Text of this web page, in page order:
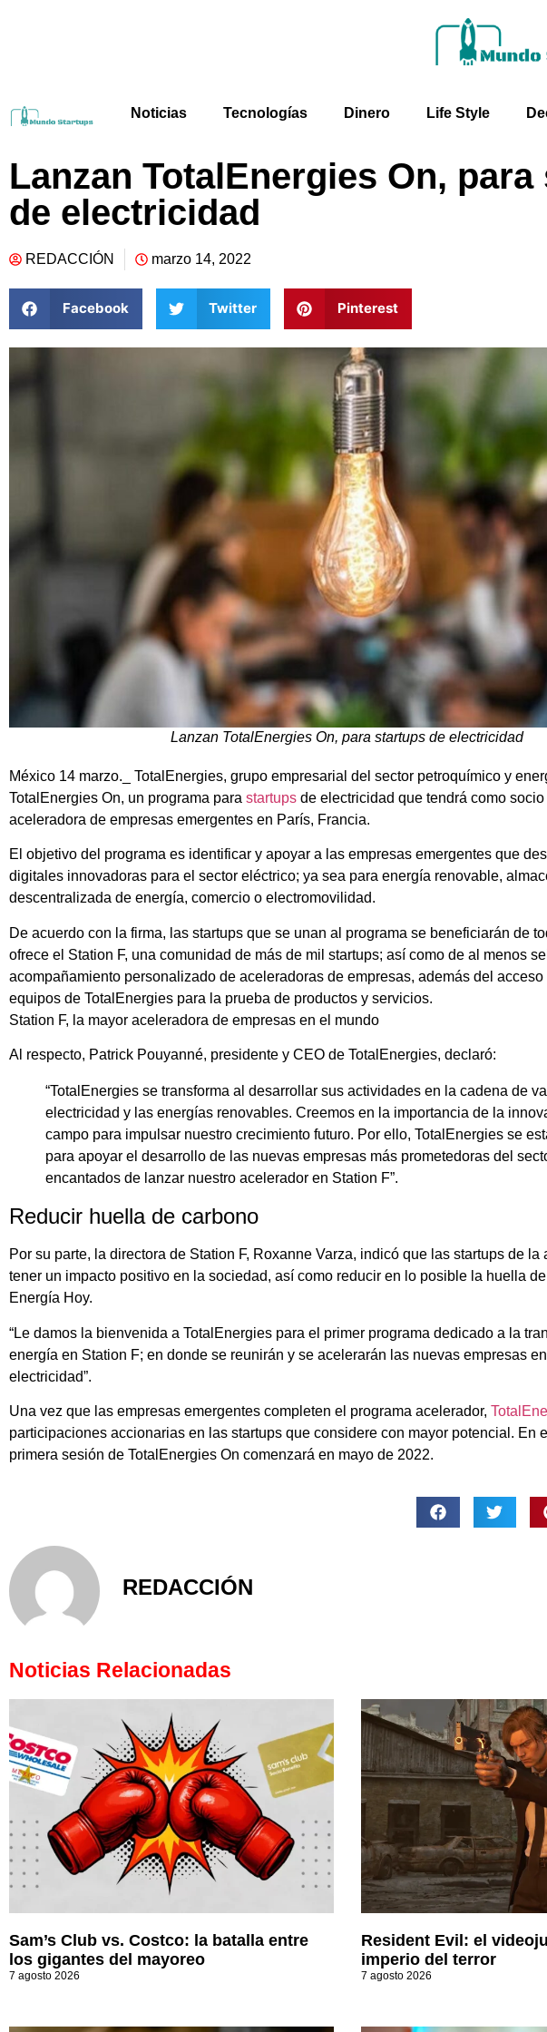
Noticias Tecnologías Dinero Life Style
Lanzan TotalEnergies On,
de electricidad
REDACCIÓN marzo 14, 2022
Facebook Twitter Pinterest
Lanzan TotalEnergies On, para startups de electricidad
México 14 marzo._ TotalEnergies, grupo empresarial del sector petroquímico y
TotalEnergies On, un programa para startups de electricidad que tendrá como socio
aceleradora de empresas emergentes en París, Francia.
El objetivo del programa es identificar y apoyar a las empresas emergentes que
digitales innovadoras para el sector eléctrico; ya sea para energía renovable,
descentralizada de energía, comercio o electromovilidad.
De acuerdo con la firma, las startups que se unan al programa se beneficiarán de
ofrece el Station F, una comunidad de más de mil startups; así como de al menos
acompañamiento personalizado de aceleradoras de empresas, además del
equipos de TotalEnergies para la prueba de productos y servicios.
Station F, la mayor aceleradora de empresas en el mundo
Al respecto, Patrick Pouyanné, presidente y CEO de TotalEnergies, declaró:
“TotalEnergies se transforma al desarrollar sus actividades en la cadena de
electricidad y las energías renovables. Creemos en la importancia de la
campo para impulsar nuestro crecimiento futuro. Por ello, TotalEnergies se
para apoyar el desarrollo de las nuevas empresas más prometedoras del
encantados de lanzar nuestro acelerador en Station F”.
Reducir huella de carbono
Por su parte, la directora de Station F, Roxanne Varza, indicó que las startups de la
tener un impacto positivo en la sociedad, así como reducir en lo posible la huella
Energía Hoy.
“Le damos la bienvenida a TotalEnergies para el primer programa dedicado a la
energía en Station F; en donde se reunirán y se acelerarán las nuevas empresas
electricidad”.
Una vez que las empresas emergentes completen el programa acelerador,
participaciones accionarias en las startups que considere con mayor potencial. En
primera sesión de TotalEnergies On comenzará en mayo de 2022.
REDACCIÓN
Noticias Relacionadas
Sam’s Club vs. Costco: la batalla entre
los gigantes del mayoreo
7 agosto 2026
Resident Evil: el
imperio del terror
7 agosto 2026